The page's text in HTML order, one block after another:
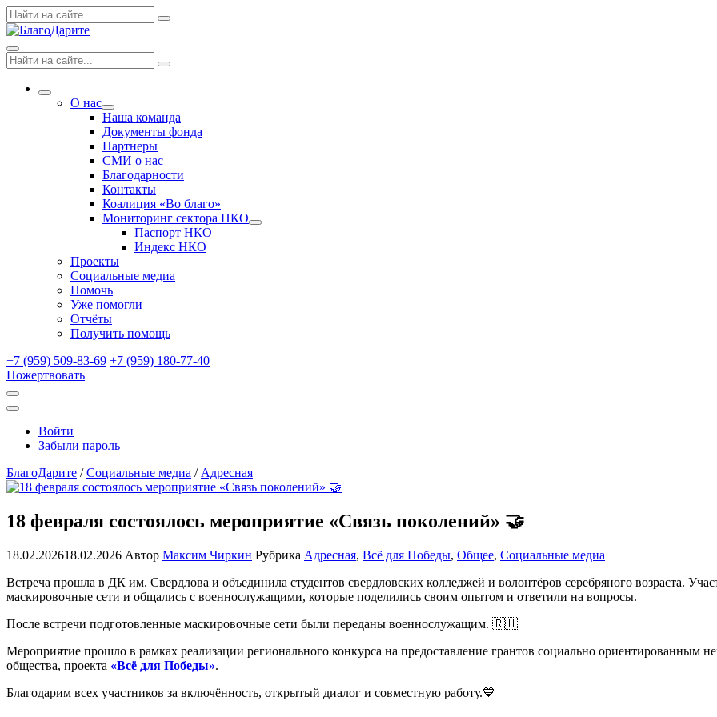
Skip
to
Поиск
по:
Search
Menu
Поиск
по:
Search
More О нас
Expand
dropdown
Наша команда
Документы фонда
Партнеры
СМИ о нас
Благодарности
Контакты
Коалиция «Во благо»
Мониторинг сектора НКО
Expand
Паспорт НКО
Индекс НКО
Проекты
Социальные медиа
Помочь
Уже помогли
Отчёты
Получить помощь
+7 (959) 509-83-69 +7 (959) 180-77-40
Пожертвовать
Открыть
поиск
Профиль
Войти
Забыли пароль
БлагоДарите /Социальные медиа / Адресная
18 февраля состоялось мероприятие «Связь поколений» 🤝
18.02.202618.02.2026 Автор Максим Чиркин Рубрика Адресная, Всё для Победы, Общее, Социальные медиа
Встреча прошла в ДК им. Свердлова и объединила студентов свердловских колледжей и волонтёров серебряного возраста.
маскировочные сети и общались с военнослужащими, которые поделились своим опытом и ответили на вопросы.
После встречи подготовленные маскировочные сети были переданы военнослужащим. 🇷🇺
Мероприятие прошло в рамках реализации регионального конкурса на предоставление грантов социально ориентированным
общества, проекта «Всё для Победы».
Благодарим всех участников за включённость, открытый диалог и совместную работу.💙